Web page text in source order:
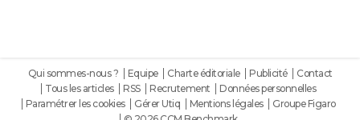
Qui sommes-nous ? Equipe Charte éditoriale Publicité
Contact
Tous les articles
RSS Recrutement
Données personnelles
Paramétrer les cookies
Gérer Utiq Mentions légales
Groupe Figaro